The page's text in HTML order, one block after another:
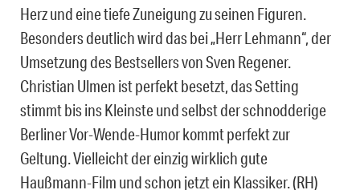
Herz und eine tiefe Zuneigung zu seinen Figuren.
Besonders deutlich wird das bei „Herr Lehmann“, der
Umsetzung des Bestsellers von Sven Regener.
Christian Ulmen ist perfekt besetzt, das Setting
stimmt bis ins Kleinste und selbst der schnodderige
Berliner Vor-Wende-Humor kommt perfekt zur
Geltung. Vielleicht der einzig wirklich gute
Haußmann-Film und schon jetzt ein Klassiker. (RH)